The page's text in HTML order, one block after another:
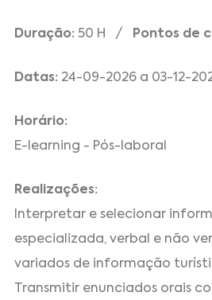
Duração: 50 H / Pontos de
Datas: 24-09-2026 a 03-12-
Horário:
E-learning - Pós-laboral
Realizações:
Interpretar e selecionar
especializada, verbal e não
variados de informação
Transmitir enunciados orais